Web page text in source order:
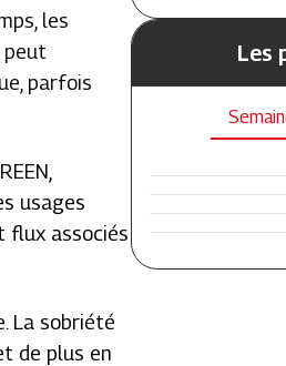
les
peut
parfois
usages
flux associés
La sobriété
de plus en
Les